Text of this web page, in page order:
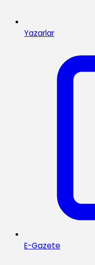
Yazarlar
E-Gazete